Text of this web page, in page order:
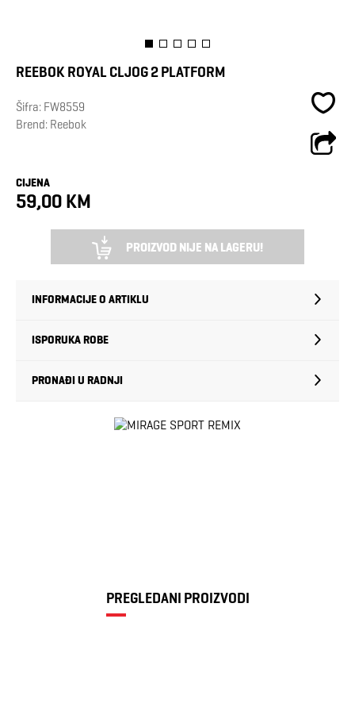
REEBOK ROYAL CLJOG 2 PLATFORM
Šifra: FW8559
Brend: Reebok
CIJENA
59,00 KM
PROIZVOD NIJE NA LAGERU!
INFORMACIJE O ARTIKLU
ISPORUKA ROBE
PRONAĐI U RADNJI
PREGLEDANI PROIZVODI